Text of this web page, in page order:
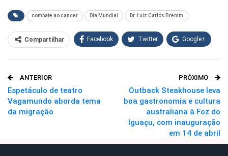
combate ao cancer Dia Mundial Dr. Luiz Carlos Bremm
Compartilhar Facebook Twitter Google+
O email
ANTERIOR
Espetáculo de teatro
Vagamundo aborda tema
da migração
PRÓXIMO
Outback Steakhouse leva
boa gastronomia e cultura
australiana à Foz do
Iguaçu, com inauguração
em 14 de abril